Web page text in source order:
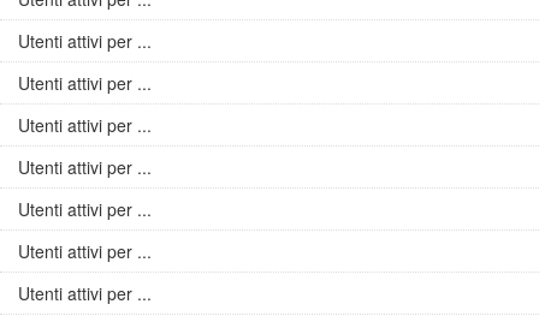
Utenti attivi per ...
Utenti attivi per ...
Utenti attivi per ...
Utenti attivi per ...
Utenti attivi per ...
Utenti attivi per ...
Utenti attivi per ...